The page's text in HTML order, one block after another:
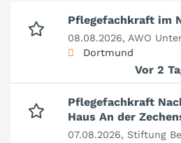
Pflegefachkraft im
08.08.2026, AWO
Dortmund
Vor 2
Pflegefachkraft
Haus An der
07.08.2026, Stiftung